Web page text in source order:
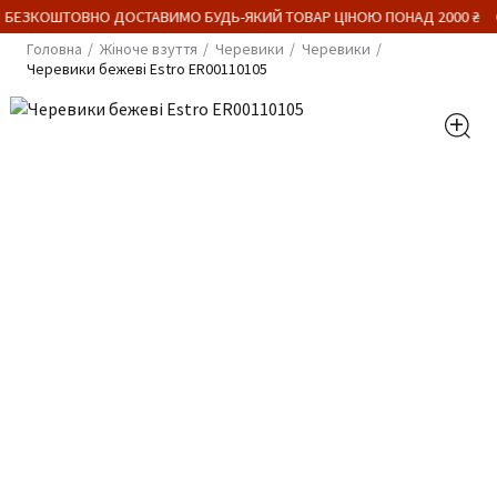
ДОСТАВИМО БУДЬ-ЯКИЙ ТОВАР ЦІНОЮ ПОНАД 2000 ₴
Головна
Жіноче взуття Черевики
Черевики
Черевики бежеві Estro ER00110105